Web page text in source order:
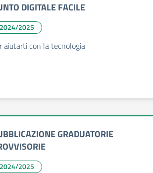
DIGITALE FACILE
2024/2025
aiutarti con la tecnologia
GRADUATORIE
2024/2025